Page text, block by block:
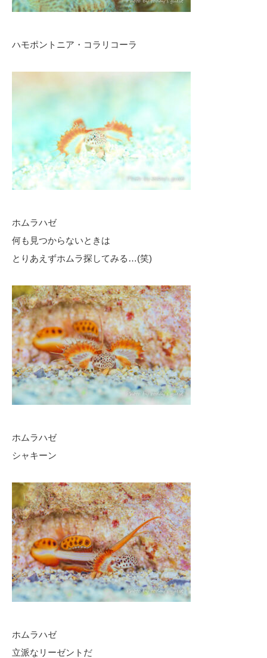
ハモポントニア・コラリコーラ
ホムラハゼ
何も見つからないときは
とりあえずホムラ探してみる…(笑)
ホムラハゼ
シャキーン
ホムラハゼ
立派なリーゼントだ